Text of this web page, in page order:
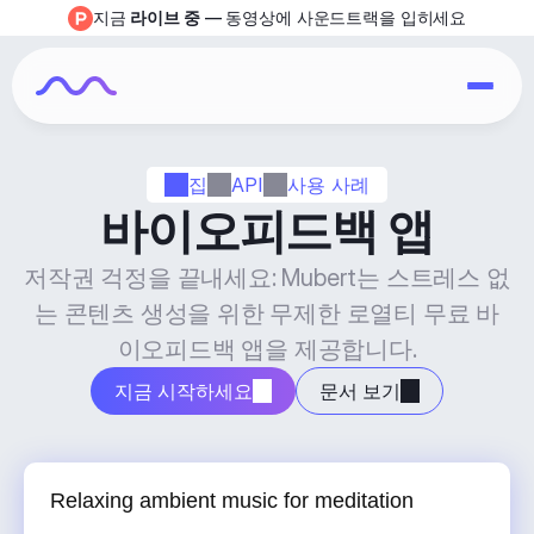
집 API 사용 사례
바이오피드백 앱
저작권 걱정을 끝내세요: Mubert는 스트레스 없
는 콘텐츠 생성을 위한 무제한 로열티 무료 바
이오피드백 앱을 제공합니다.
지금 시작하세요 문서 보기
지금 라이브 중 — 동영상에 사운드트랙을 입히세요